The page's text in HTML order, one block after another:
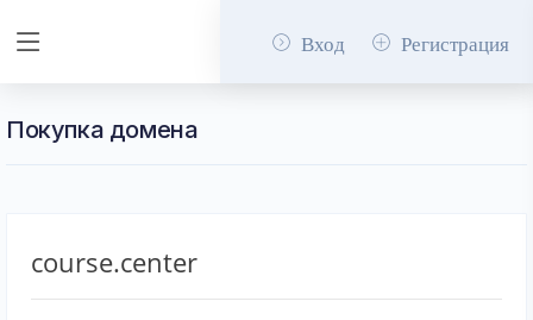
Вход Регистрация
Покупка домена
course.center